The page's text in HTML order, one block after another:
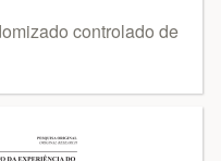
controlado de